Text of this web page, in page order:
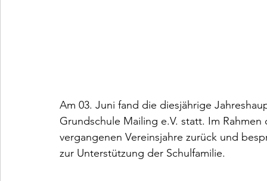
Am 03. Juni fand die diesjährige
Grundschule Mailing e.V. statt. Im
vergangenen Vereinsjahre zurück und
zur Unterstützung der Schulfamilie.